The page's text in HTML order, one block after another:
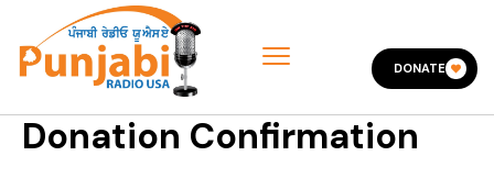
DONATE
Donation Confirmation